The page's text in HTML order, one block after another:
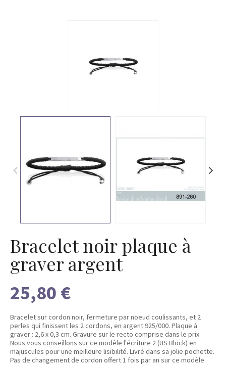
Bracelet noir plaque à
graver argent
25,80 €
Bracelet sur cordon noir, fermeture par noeud coulissants, et 2
perles qui finissent les 2 cordons, en argent 925/000. Plaque à
graver : 2,6 x 0,3 cm. Gravure sur le recto comprise dans le prix.
Nous vous conseillons sur ce modèle l'écriture 2 (US Block) en
majuscules pour une meilleure lisibilité. Livré dans sa jolie pochette.
Pas de changement de cordon offert 1 fois par an sur ce modèle.